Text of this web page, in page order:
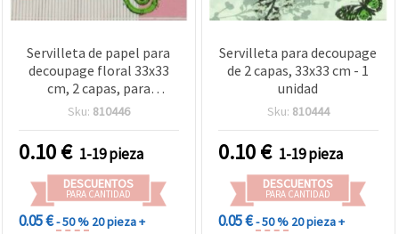
Servilleta de papel para
decoupage floral 33x33
cm, 2 capas, para
manualidades,
media - 1 unidad
Sku: 810446
0.10€ 1-19 pieza
DESCUENTOS
PARA CANTIDAD
0.05 €- 50 % 20 pieza +
Servilleta para decoupage
de 2 capas, 33x33 cm - 1
unidad
Sku: 810444
0.10€ 1-19 pieza
DESCUENTOS
PARA CANTIDAD
0.05 €- 50 % 20 pieza +